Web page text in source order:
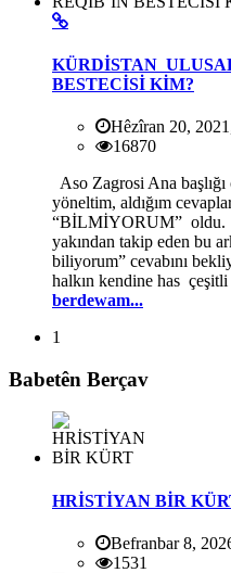
KÜRDİSTAN
BESTECİSİ KİM?
Hêzîran 20,
16870
Aso Zagrosi Ana başlığı
yöneltim, aldığım
“BİLMİYORUM” oldu.
yakından takip eden bu
biliyorum” cevabını
halkın kendine has
berdewam...
1
Babetên Berçav
HRİSTİYAN BİR
Befranbar 8,
1531